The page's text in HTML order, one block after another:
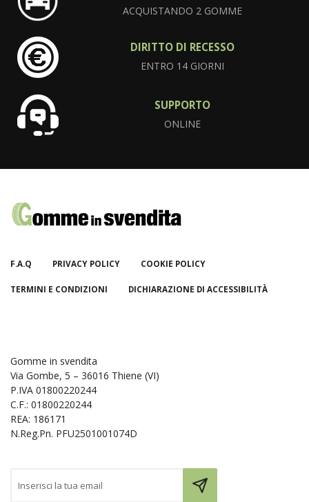
ACQUISTANDO 2 GOMME
DIRITTO DI RECESSO
ENTRO 14 GIORNI
SUPPORTO
ONLINE
F.A.Q PRIVACY POLICY COOKIE POLICY
TERMINI E CONDIZIONI DICHIARAZIONE DI ACCESSIBILITÀ
Gomme in svendita
Via Gombe, 5 – 36016 Thiene (VI)
P.IVA 01800220244
C.F.: 01800220244
REA: 186171
N.Reg.Pn. PFU2501001074D